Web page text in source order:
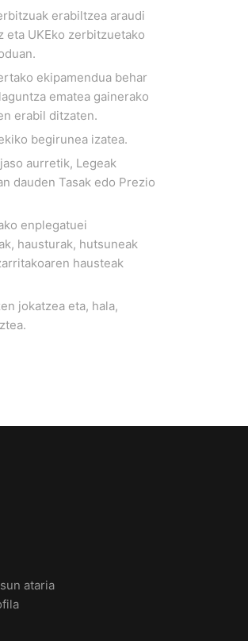
erabiltzea araudi
eta UKEko zerbitzuetako
ekipamendua behar
ematea gainerako
erabil ditzaten.
begirunea izatea.
aurretik, Legeak
dauden Tasak edo Prezio
enplegatuei
hausturak, hutsuneak
hausteak
jokatzea eta, hala,
ataria